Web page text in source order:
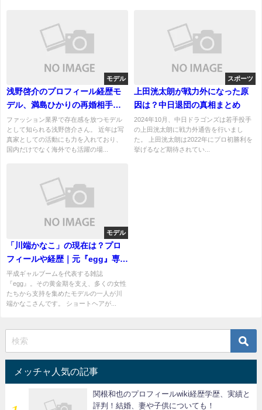
モデル
浅野啓介のプロフィール経歴モ
デル、満島ひかりの再婚相手｜
写真家として活躍する注目人物
ファッション業界で存在感を放つモデル
として知られる浅野啓介さん。 近年は写
真家としての活動にも力を入れており、
国内だけでなく海外でも活躍の場...
スポーツ
上田洸太朗が戦力外になった原
因は？中日退団の真相まとめ
2024年10月、中日ドラゴンズは若手投手
の上田洸太朗に戦力外通告を行いまし
た。 上田洸太朗は2022年にプロ初勝利を
挙げるなど期待されてい...
モデル
「川端かなこ」の現在は？プロ
フィールや経歴｜元『egg』専属
モデルの人気モデルを紹介
平成ギャルブームを代表する雑誌
『egg』。その黄金期を支え、多くの女性
たちから支持を集めたモデルの一人が川
端かなこさんです。 ショートヘアが...
メッチャ人気の記事
関根和也のプロフィールwiki経歴学歴、実績と
評判！結婚、妻や子供についても！